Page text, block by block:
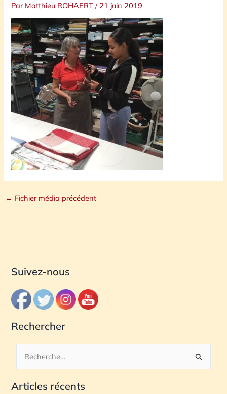
Par Matthieu ROHAERT/ 21 juin 2019
← Fichier média précédent
Suivez-nous
Rechercher
c
Articles récents